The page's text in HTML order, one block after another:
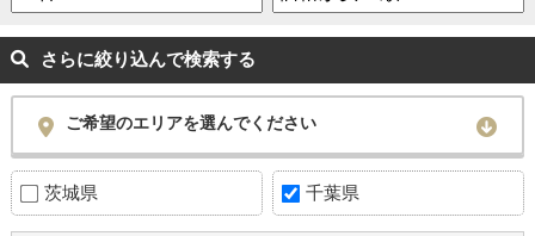
さらに絞り込んで検索する
ご希望のエリアを選んでください
茨城県 千葉県